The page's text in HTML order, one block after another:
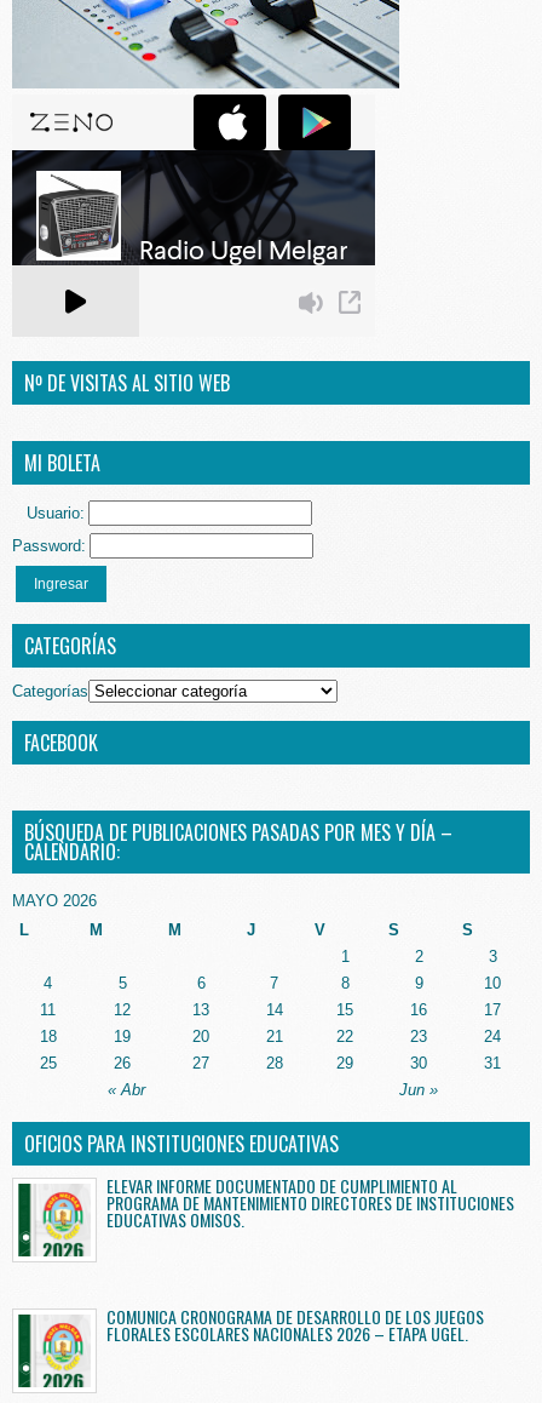
Nº DE VISITAS AL SITIO WEB
MI BOLETA
Usuario:
Password:
Ingresar
CATEGORÍAS
Categorías
FACEBOOK
BÚSQUEDA DE PUBLICACIONES PASADAS POR MES Y DÍA –
CALENDARIO:
MAYO 2026
L
M M J V S S
« Abr Jun »
1 2
3
4
5 6 7 8 9
10
11
12 13 14 15 16
17
18
19 20 21 22 23
24
25
26 27 28 29 30 31
OFICIOS PARA INSTITUCIONES EDUCATIVAS
ELEVAR INFORME DOCUMENTADO DE CUMPLIMIENTO AL
PROGRAMA DE MANTENIMIENTO DIRECTORES DE INSTITUCIONES
EDUCATIVAS OMISOS.
COMUNICA CRONOGRAMA DE DESARROLLO DE LOS JUEGOS
FLORALES ESCOLARES NACIONALES 2026 – ETAPA UGEL.